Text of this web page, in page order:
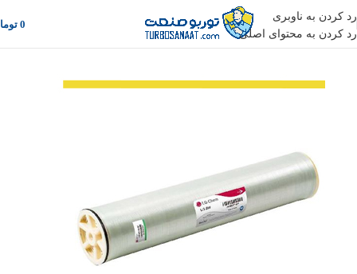
رد کردن به ناوبری
رد کردن به محتوای اصلی
0